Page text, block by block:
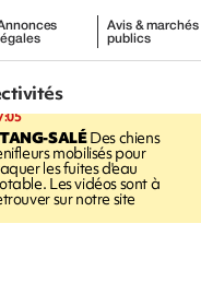
légales
Avis & marchés
publics
SALÉDes chiens
mobilisés pour
les fuites d'eau
Les vidéos sont à
sur notre site